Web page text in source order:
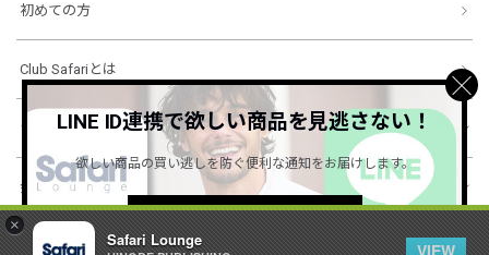
×
Safari Lounge
VIEW
初めての方
Club Safariとは
ショッピングガイド
会社概要・規約
LINE ID連携で欲しい商品を見逃さない！
欲しい商品の買い逃しを防ぐ便利な通知をお届けします。
詳しくはこちら ＞